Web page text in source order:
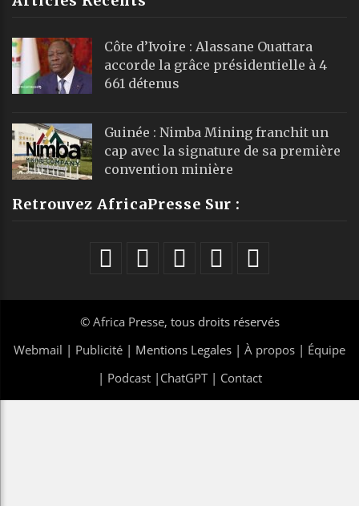
Côte d’Ivoire : Alassane Ouattara
accorde la grâce présidentielle à 4
661 détenus
Guinée : Nimba Mining franchit un
cap avec la signature de sa première
convention minière
Retrouvez AfricaPresse Sur :
© Africa Presse, tous droits réservés
Webmail | Publicité | Mentions Legales | À propos | Équipe
| Podcast| ChatGPT| Contact